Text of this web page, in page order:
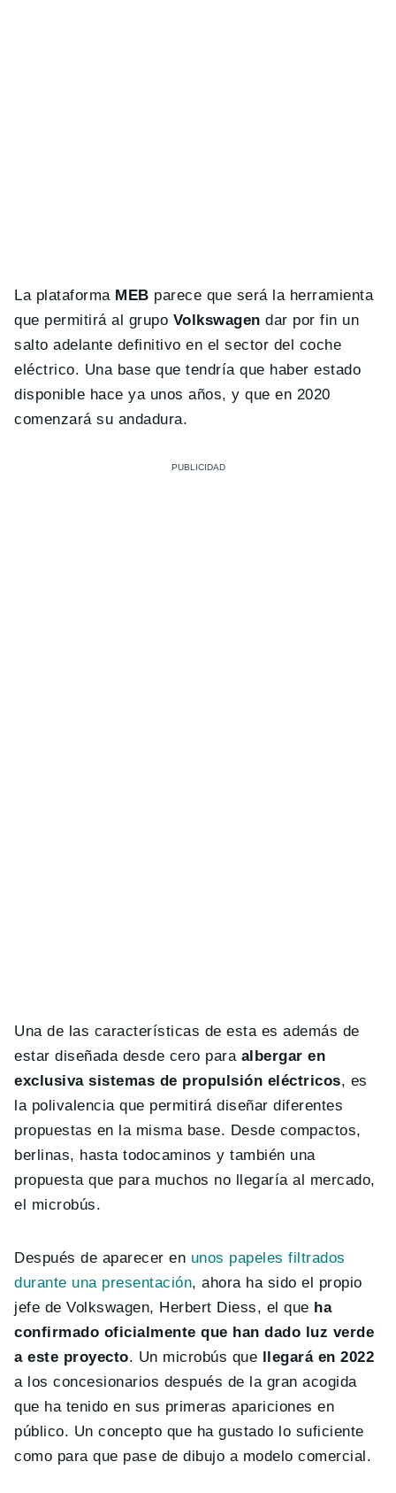
La plataformaMEB parece que será la herramienta
que permitirá al grupo Volkswagen dar por fin un
salto adelante definitivo en el sector del coche
eléctrico. Una base que tendría que haber estado
disponible hace ya unos años, y que en 2020
comenzará su andadura.
Una de las características de esta es además de
estar diseñada desde cero paraalbergar en
exclusiva sistemas de propulsión eléctricos, es
la polivalencia que permitirá diseñar diferentes
propuestas en la misma base. Desde compactos,
berlinas, hasta todocaminos y también una
propuesta que para muchos no llegaría al mercado,
el microbús.
Después de aparecer en unos papeles filtrados
durante una presentación, ahora ha sido el propio
jefe de Volkswagen, Herbert Diess, el que ha
confirmado oficialmente que han dado luz verde
a este proyecto. Un microbús que llegará en 2022
a los concesionarios después de la gran acogida
que ha tenido en sus primeras apariciones en
público. Un concepto que ha gustado lo suficiente
como para que pase de dibujo a modelo comercial.